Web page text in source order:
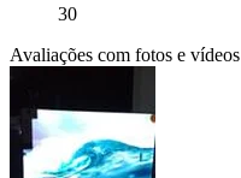
30
Avaliações com fotos e vídeos